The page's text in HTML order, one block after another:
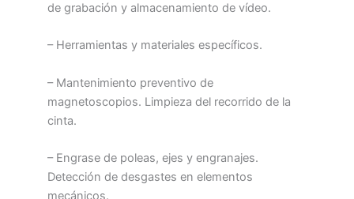
de grabación y almacenamiento de vídeo.
– Herramientas y materiales específicos.
– Mantenimiento preventivo de
magnetoscopios. Limpieza del recorrido de la
cinta.
– Engrase de poleas, ejes y engranajes.
Detección de desgastes en elementos
mecánicos.